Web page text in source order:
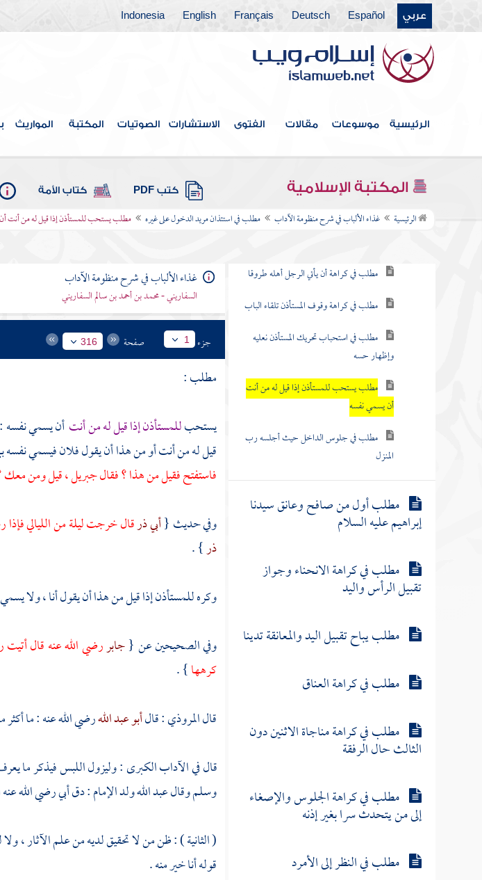
عربي Español
Deutsch
Français
English
Indonesia
الرئيسية موسوعات مقالات الفتوى الاستشارات الصوتيات المكتبة المواريث
المكتبة الإسلامية كتب PDF كتاب الأمة
الرئيسية غذاء الألباب في شرح منظومة الآداب مطلب في استئذان مريد الدخول على غيره مطلب يستحب للمستأذن إذا قيل له من أنت
مطلب هل يزول الهجر المحرم
بالسلام
الله الحسنى
مطلب في ذكر طرف من مناقب
سيدنا الإمام أحمد
مطلب في استئذان مريد الدخول على غيره
مطلب في كراهة أن يأتي الرجل أهله طروقا
مطلب في كراهة وقوف المستأذن تلقاء الباب
مطلب في استحباب تحريك المستأذن نعليه
وإظهار حسه
مطلب يستحب للمستأذن إذا قيل له من أنت
أن يسمي نفسه
مطلب في جلوس الداخل حيث أجلسه رب
المنزل
مطلب أول من صافح وعانق سيدنا
إبراهيم عليه السلام
مطلب في كراهة الانحناء وجواز
تقبيل الرأس واليد
مطلب يباح تقبيل اليد والمعانقة تدينا
مطلب في كراهة العناق
مطلب في كراهة مناجاة الاثنين دون
الثالث حال الرفقة
مطلب في كراهة الجلوس والإصغاء
إلى من يتحدث سرا بغير إذنه
مطلب في النظر إلى الأمرد
غذاء الألباب في شرح منظومة الآداب
السفاريني - محمد بن أحمد بن سالم السفاريني
جزء 1 صفحة 316
مطلب :
يستحبللمستأذن إذا قيل له من أنتأن يسمي نفسه
قيل له من أنت أو من هذا أن يقول فلان فيسمي نفسه
فاستفتح فقيل من هذا ؟ فقالجبريل، قيل ومن معك
وفي حديث {أبي ذرقال خرجت ليلة من الليالي
ذر} .
وكره للمستأذن إذا قيل من هذا أن يقول أنا ، ولا
وفي الصحيحين عن {جابررضي الله عنه قال أتيت
كرهها} .
قالالمروذي: قالأبو عبد اللهرضي الله عنه : ما أكثر
قال في الآداب الكبرى : وليزول اللبس فيذكر ما
وسلم وقالعبد اللهولد الإمام : دق أبي رضي الله
( الثانية ) : ظن من لا تحقيق لديه من علم الآثار ،
قوله أنا خير منه .